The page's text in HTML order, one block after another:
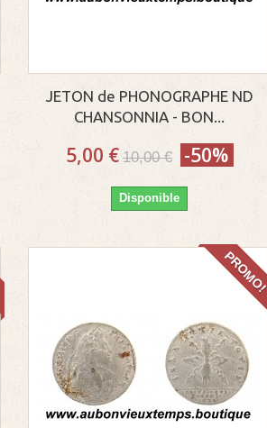
JETON de PHONOGRAPHE ND
CHANSONNIA - BON...
5,00 € 10,00 € -50%
Disponible